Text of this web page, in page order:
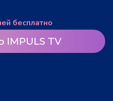
бесплатно
TV